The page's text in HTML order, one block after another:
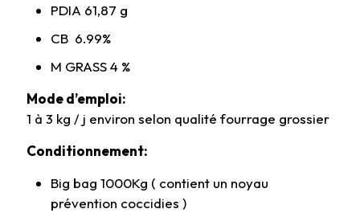
PDIA 61,87 g
CB 6.99%
M GRASS 4 %
Mode d’emploi:
1 à 3 kg / j environ selon qualité fourrage grossier
Conditionnement:
Big bag 1000Kg ( contient un noyau
prévention coccidies )